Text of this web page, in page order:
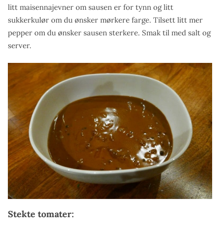
litt maisennajevner om sausen er for tynn og litt
sukkerkulør om du ønsker mørkere farge. Tilsett litt mer
pepper om du ønsker sausen sterkere. Smak til med salt og
server.
Stekte tomater: